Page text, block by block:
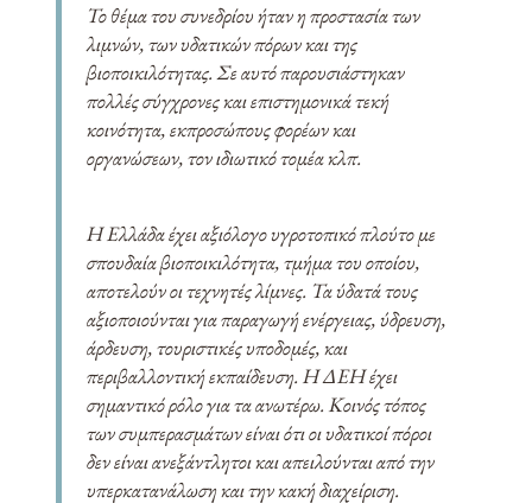
Το θέμα του συνεδρίου ήταν η προστασία των
λιμνών, των υδατικών πόρων και της
βιοποικιλότητας. Σε αυτό παρουσιάστηκαν
πολλές σύγχρονες και επιστημονικά τεκή
κοινότητα, εκπροσώπους φορέων και
οργανώσεων, τον ιδιωτικό τομέα κλπ.
Η Ελλάδα έχει αξιόλογο υγροτοπικό πλούτο με
σπουδαία βιοποικιλότητα, τμήμα του οποίου,
αποτελούν οι τεχνητές λίμνες. Τα ύδατά τους
αξιοποιούνται για παραγωγή ενέργειας, ύδρευση,
άρδευση, τουριστικές υποδομές, και
περιβαλλοντική εκπαίδευση. Η ΔΕΗ έχει
σημαντικό ρόλο για τα ανωτέρω. Κοινός τόπος
των συμπερασμάτων είναι ότι οι υδατικοί πόροι
δεν είναι ανεξάντλητοι και απειλούνται από την
υπερκατανάλωση και την κακή διαχείριση.